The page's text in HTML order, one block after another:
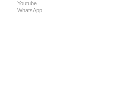
Youtube
WhatsApp